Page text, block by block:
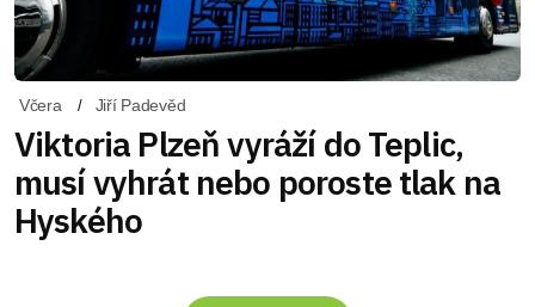
Včera Jiří Padevěd
Viktoria Plzeň vyráží do Teplic,
musí vyhrát nebo poroste tlak na
Hyského